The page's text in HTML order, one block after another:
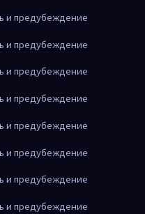
и предубеждение
и предубеждение
и предубеждение
и предубеждение
и предубеждение
и предубеждение
и предубеждение
и предубеждение